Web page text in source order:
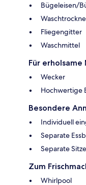
Bügeleisen/
Fliegengitter
Waschmittel
Für erholsame
Wecker
Hochwertige
Besondere
Individuell
Separate
Separate
Zum
Whirlpool